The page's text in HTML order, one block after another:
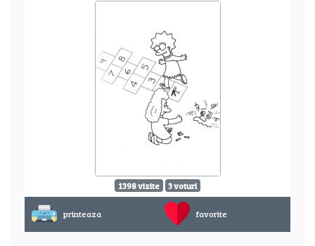
1398 vizite 3 voturi
printeaza favorite